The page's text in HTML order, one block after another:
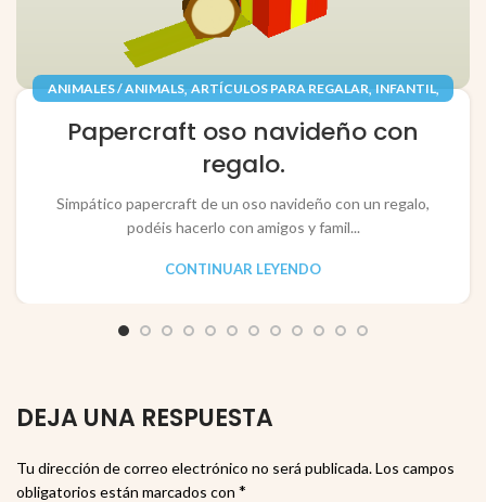
ANIMALES / ANIMALS, ARTÍCULOS PARA REGALAR, INFANTIL,
RECORTABLES PAPERCRAFT
Papercraft oso navideño con
regalo.
Simpático papercraft de un oso navideño con un regalo,
podéis hacerlo con amigos y famil...
CONTINUAR LEYENDO
DEJA UNA RESPUESTA
Tu dirección de correo electrónico no será publicada.Los campos
obligatorios están marcados con *